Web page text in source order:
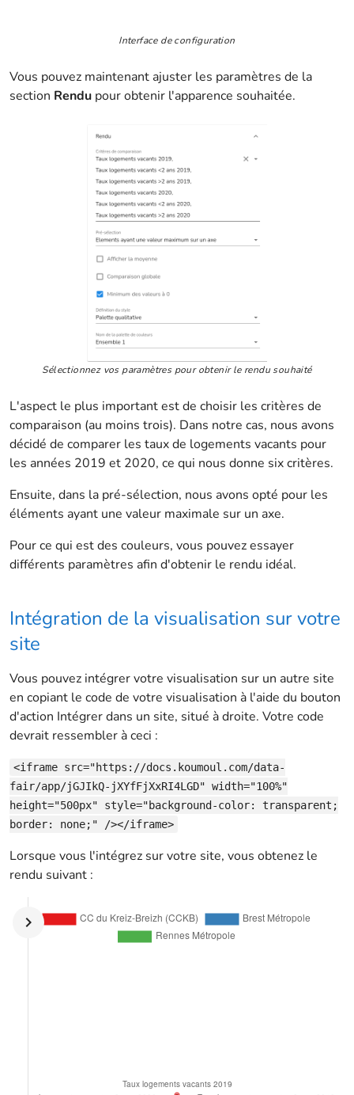
Interface de configuration
Vous pouvez maintenant ajuster les paramètres de la
section Rendu pour obtenir l'apparence souhaitée.
Sélectionnez vos paramètres pour obtenir le rendu souhaité
L'aspect le plus important est de choisir les critères de
comparaison (au moins trois). Dans notre cas, nous avons
décidé de comparer les taux de logements vacants pour
les années 2019 et 2020, ce qui nous donne six critères.
Ensuite, dans la pré-sélection, nous avons opté pour les
éléments ayant une valeur maximale sur un axe.
Pour ce qui est des couleurs, vous pouvez essayer
différents paramètres afin d'obtenir le rendu idéal.
Intégration de la visualisation sur votre
site
Vous pouvez intégrer votre visualisation sur un autre site
en copiant le code de votre visualisation à l'aide du bouton
d'action Intégrer dans un site, situé à droite. Votre code
devrait ressembler à ceci :
<iframe src="https://docs.koumoul.com/data-
fair/app/jGJIkQ-jXYfFjXxRI4LGD" width="100%"
height="500px" style="background-color: transparent;
border: none;" /></iframe>
Lorsque vous l'intégrez sur votre site, vous obtenez le
rendu suivant :